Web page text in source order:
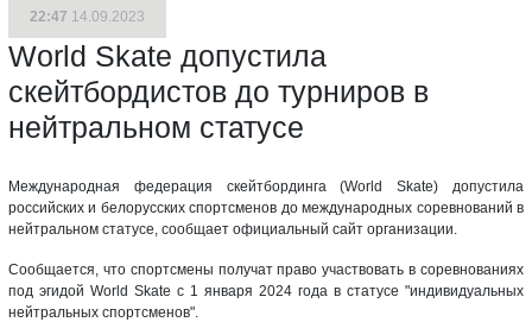
22:47 14.09.2023
World Skate допустила
скейтбордистов до турниров в
нейтральном статусе
Международная федерация скейтбординга (World Skate) допустила
российских и белорусских спортсменов до международных соревнований в
нейтральном статусе, сообщает официальный сайт организации.
Сообщается, что спортсмены получат право участвовать в соревнованиях
под эгидой World Skate с 1 января 2024 года в статусе "индивидуальных
нейтральных спортсменов".